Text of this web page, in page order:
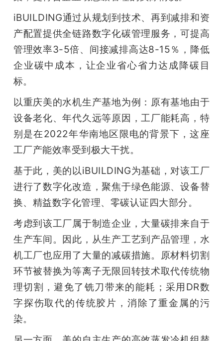
iBUILDING通过从规划到技术、再到减排和资
产配置提供全链路数字化碳管理服务，可提高
管理效率3-5倍、间接减排高达8-15％，降低
企业碳中成本，让企业省心省力达成降碳目
标。
以重庆美的水机生产基地为例：原有基地由于
设备老化、年代久远等原因，工厂能耗高，特
别是在2022年华南地区限电的背景下，这座
工厂产能效率受到极大干扰。
基于此，美的以iBUILDING为基础，对该工厂
进行了数字化改造，聚焦于绿色能源、设备替
换、精益数字化管理、零碳认证四大部分。
考虑到该工厂属于制造企业，大量碳排来自于
生产车间。因此，从生产工艺到产品管理，水
机工厂也应用了大量的减碳措施。原材料切割
环节被替换为等离子无限回转技术取代传统物
理切割，避免了铣刀带来的能耗；采用DR数
字探伤取代的传统胶片，消除了重金属的污
染。